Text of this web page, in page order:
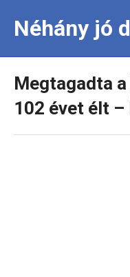
Néhány jó
Megtagadta
102 évet élt –